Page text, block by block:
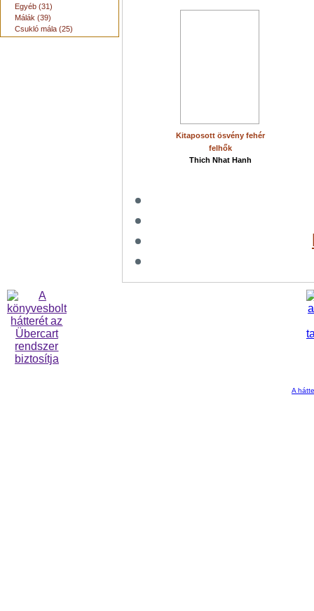
Egyéb (31)
Málák (39)
Csukló mála (25)
Kitaposott ösvény fehér
felhők
Thich Nhat Hanh
A